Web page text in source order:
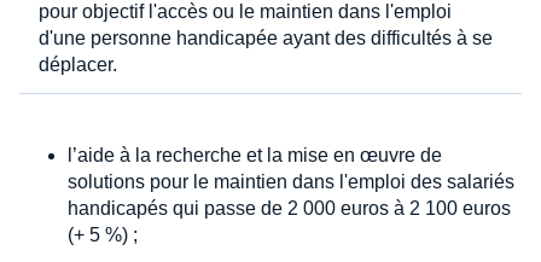
pour objectif l'accès ou le maintien dans l'emploi
d'une personne handicapée ayant des difficultés à se
déplacer.
l’aide à la recherche et la mise en œuvre de
solutions pour le maintien dans l'emploi des salariés
handicapés qui passe de 2 000 euros à 2 100 euros
(+ 5 %) ;